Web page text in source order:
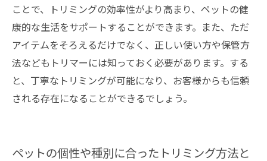
ことで、トリミングの効率性がより高まり、ペットの健
康的な生活をサポートすることができます。また、ただ
アイテムをそろえるだけでなく、正しい使い方や保管方
法などもトリマーには知っておく必要があります。する
と、丁寧なトリミングが可能になり、お客様からも信頼
される存在になることができるでしょう。
ペットの個性や種別に合ったトリミング方法と